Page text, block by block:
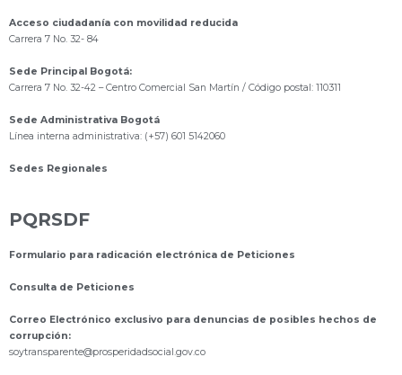
Acceso ciudadanía con movilidad reducida
Carrera 7 No. 32- 84
Sede Principal Bogotá:
Carrera 7 No. 32-42 – Centro Comercial San Martín / Código postal: 110311
Sede Administrativa Bogotá
Línea interna administrativa: (+57) 601 5142060
Sedes Regionales
PQRSDF
Formulario para radicación electrónica de Peticiones
Consulta de Peticiones
Correo Electrónico exclusivo para denuncias de posibles hechos de
corrupción:
soytransparente@prosperidadsocial.gov.co